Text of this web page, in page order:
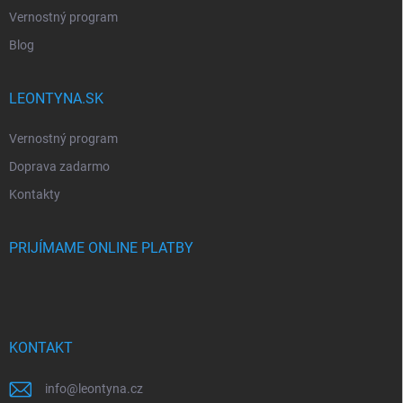
Vernostný program
Blog
LEONTYNA.SK
Vernostný program
Doprava zadarmo
Kontakty
PRIJÍMAME ONLINE PLATBY
KONTAKT
info@ leontyna.cz